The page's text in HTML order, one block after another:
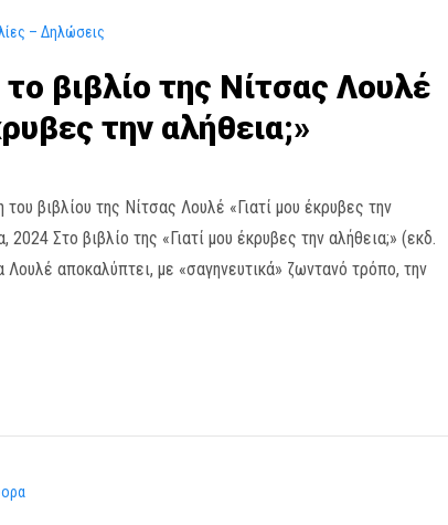
– Δηλώσεις
βιβλίο της Νίτσας Λουλέ
την αλήθεια;»
βιβλίου της Νίτσας Λουλέ «Γιατί μου έκρυβες την
2024 Στο βιβλίο της «Γιατί μου έκρυβες την αλήθεια;» (εκδ.
αποκαλύπτει, με «σαγηνευτικά» ζωντανό τρόπο, την